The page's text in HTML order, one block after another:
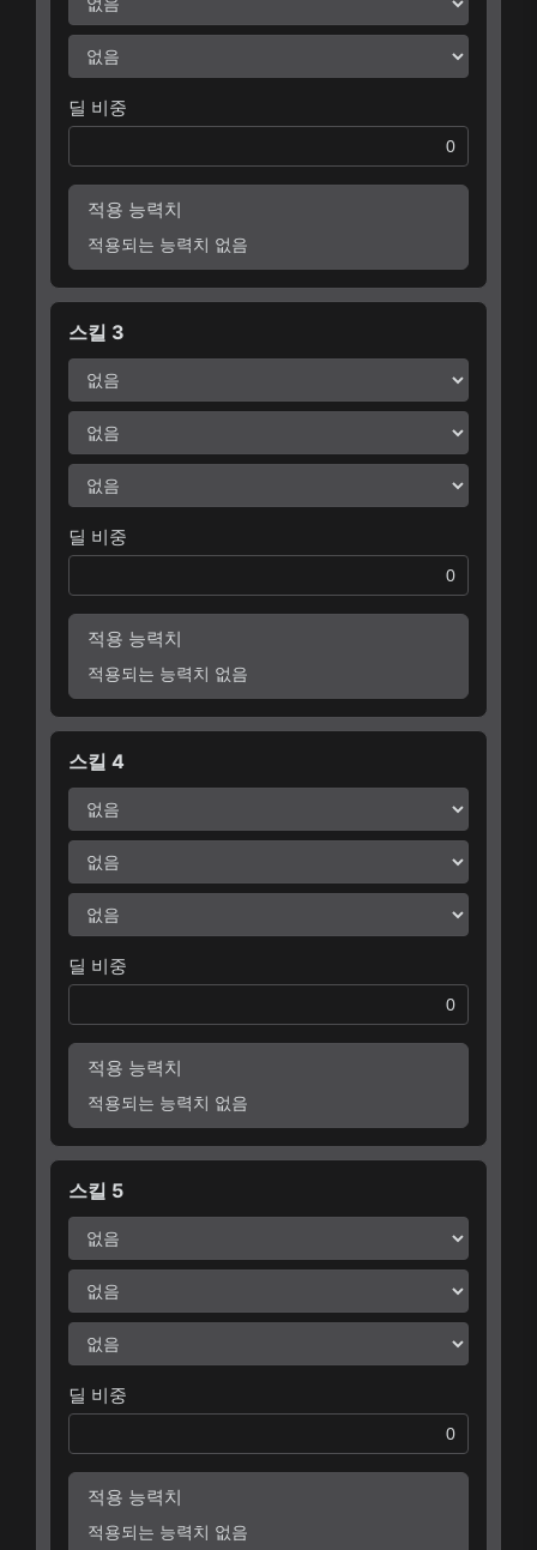
딜 비중
적용 능력치
적용되는 능력치 없음
스킬 3
딜 비중
적용 능력치
적용되는 능력치 없음
스킬 4
딜 비중
적용 능력치
적용되는 능력치 없음
스킬 5
딜 비중
적용 능력치
적용되는 능력치 없음